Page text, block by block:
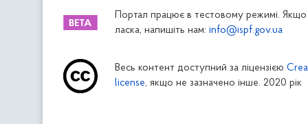
Житомирське відділення
Закарпатське відділення
Запорізьке відділення
Івано-Франківське відділення
Портал працює в тестовому режимі. Якщо
ласка, напишіть нам: info@ispf.gov.ua
Весь контент доступний за ліцензією
license, якщо не зазначено інше. 2020 рік